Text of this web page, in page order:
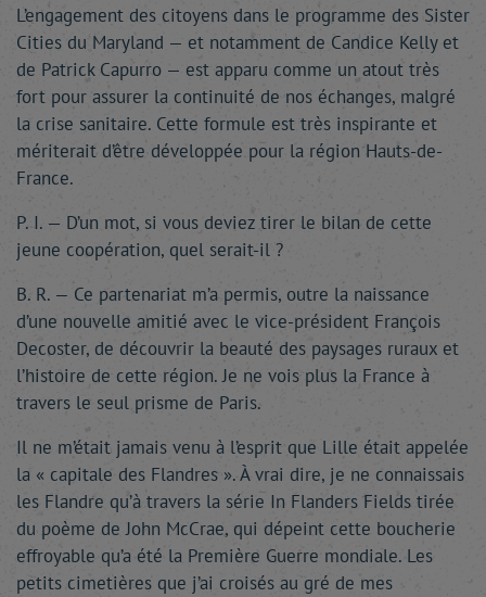
L’engagement des citoyens dans le programme des Sister
Cities du Maryland — et notamment de Candice Kelly et
de Patrick Capurro — est apparu comme un atout très
fort pour assurer la continuité de nos échanges, malgré
la crise sanitaire. Cette formule est très inspirante et
mériterait d’être développée pour la région Hauts-de-
France.
P. I. — D’un mot, si vous deviez tirer le bilan de cette
jeune coopération, quel serait-il ?
B. R. — Ce partenariat m’a permis, outre la naissance
d’une nouvelle amitié avec le vice-président François
Decoster, de découvrir la beauté des paysages ruraux et
l’histoire de cette région. Je ne vois plus la France à
travers le seul prisme de Paris.
Il ne m’était jamais venu à l’esprit que Lille était appelée
la « capitale des Flandres ». À vrai dire, je ne connaissais
les Flandre qu’à travers la série In Flanders Fields tirée
du poème de John McCrae, qui dépeint cette boucherie
effroyable qu’a été la Première Guerre mondiale. Les
petits cimetières que j’ai croisés au gré de mes